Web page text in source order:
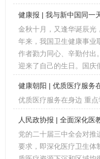
健康报 | 我与新中国同一
金秋十月，又逢华诞辰光
年来，我国卫生健康事业
作者勠力同心、辛勤付出
迎来了自己的生日。国庆
优质医疗服务在身边 重
党的二十届三中全会对推
要求，即深化医疗卫生体